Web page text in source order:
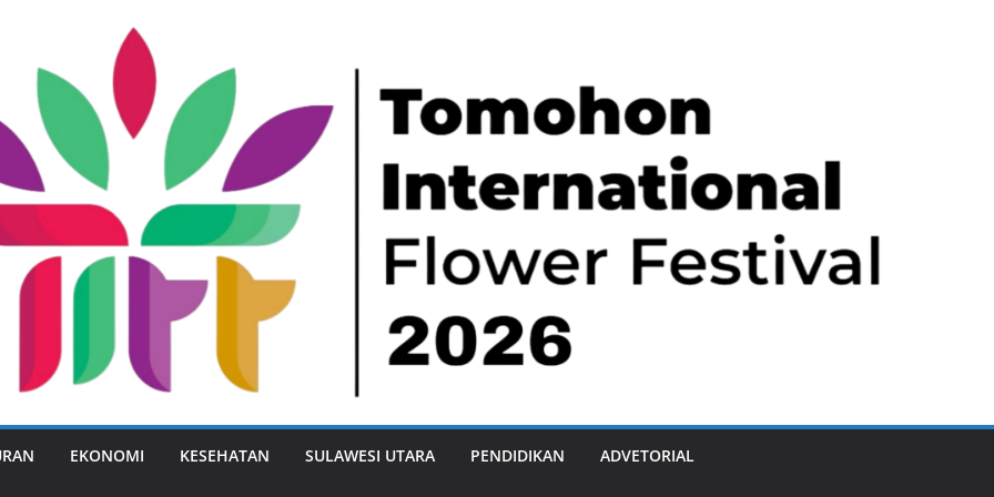
EKONOMI KESEHATAN SULAWESI UTARA PENDIDIKAN ADVETORIAL